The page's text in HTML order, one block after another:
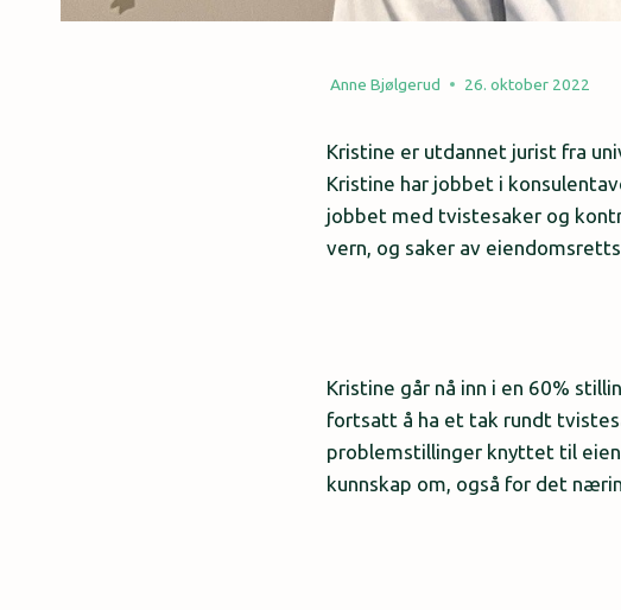
Anne Bjølgerud 26. oktober 2022
Kristine er utdannet jurist fra
Kristine har jobbet i
jobbet med tvistesaker og
vern, og saker av
Kristine går nå inn i en 60%
fortsatt å ha et tak rundt
problemstillinger knyttet til
kunnskap om, også for det